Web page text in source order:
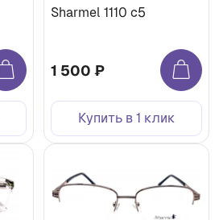
Sharmel 1110 c5
1 500 ₽
Купить в 1 клик